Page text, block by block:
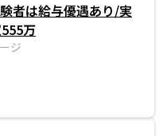
者は給与優遇あり/実
万
ジ